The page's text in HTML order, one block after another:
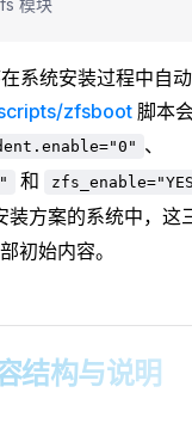
系统安装过程中自
zfsboot 脚本
、
和
装方案的系统中，这
初始内容。
结构与说明